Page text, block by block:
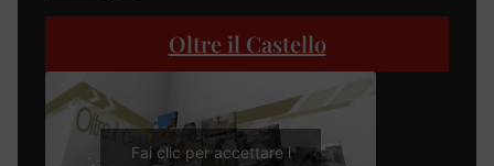
Oltre il Castello
Fai clic per accettare i